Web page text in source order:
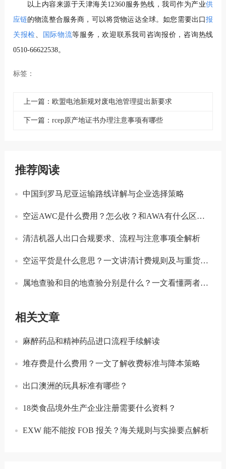
以上内容来源于天津海关12360服务热线，我司作为产业供
应链的物流整合服务商，可以将货物运达全球。如您需要出口报
关报检 、 国际物流等服务，欢迎联系我司咨询报价，咨询热线
0510-66622538。
标签：
上一篇：欧盟电池新规对废电池管理提出新要求
下一篇：rcep原产地证书办理注意事项有哪些
推荐阅读
中国到罗马尼亚运输路线详解与企业选择策略
空运AWC是什么费用？怎么收？和AWA有什么区别？
清洁机器人出口合规要求、流程与注意事项全解析
空运平货是什么意思？一文讲清计费规则及与重货、泡货的区别
属地查验和目的地查验分别是什么？一文看懂两者区别
相关文章
麻醉药品和精神药品进口流程手续解读
堆存费是什么费用？一文了解收费标准与降本策略
出口澳洲的玩具标准有哪些？
18类食品境外生产企业注册需要什么资料？
EXW 能不能按 FOB 报关？海关规则与实操要点解析